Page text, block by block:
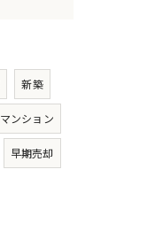
新築
マンション
早期売却